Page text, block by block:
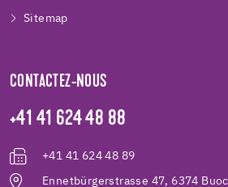
Sitemap
CONTACTEZ-NOUS
+41 41 624 48 88
+41 41 624 48 89
Ennetbürgerstrasse 47, 6374